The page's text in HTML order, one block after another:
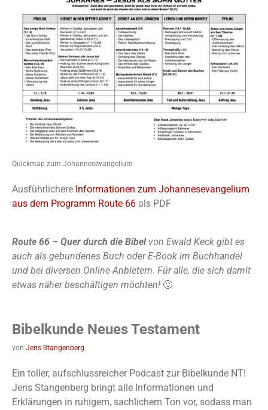
Quickmap zum Johannesevangelium
Ausführlichere Informationen zum Johannesevangelium
aus dem Programm Route 66 als PDF
Route 66 – Quer durch die Bibel von Ewald Keck gibt es
auch als gebundenes Buch oder E-Book im Buchhandel
und bei diversen Online-Anbietern. Für alle, die sich damit
etwas näher beschäftigen möchten! 🙂
Bibelkunde Neues Testament
von Jens Stangenberg
Ein toller, aufschlussreicher Podcast zur Bibelkunde NT!
Jens Stangenberg bringt alle Informationen und
Erklärungen in ruhigem, sachlichem Ton vor, sodass man